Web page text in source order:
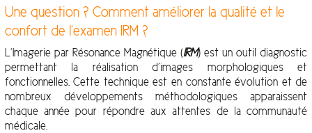
Une question ? Comment améliorer la qualité et le
confort de l’examen IRM ?
L’Imagerie par Résonance Magnétique (IRM) est un outil diagnostic
permettant la réalisation d’images morphologiques et
fonctionnelles. Cette technique est en constante évolution et de
nombreux développements méthodologiques apparaissent
chaque année pour répondre aux attentes de la communauté
médicale.